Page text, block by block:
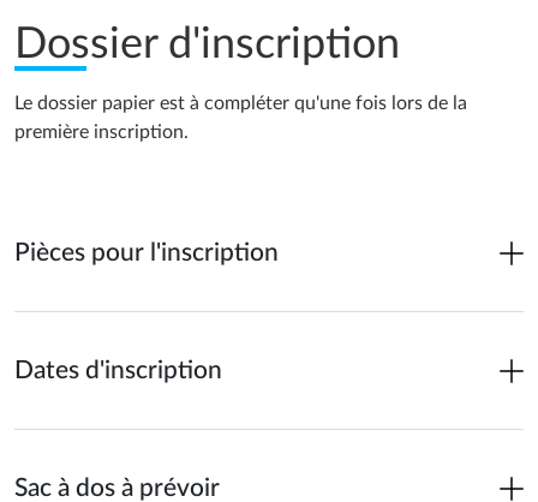
Dossier d'inscription
Le dossier papier est à compléter qu'une fois lors de la
première inscription.
Pièces pour l'inscription
Dates d'inscription
Sac à dos à prévoir